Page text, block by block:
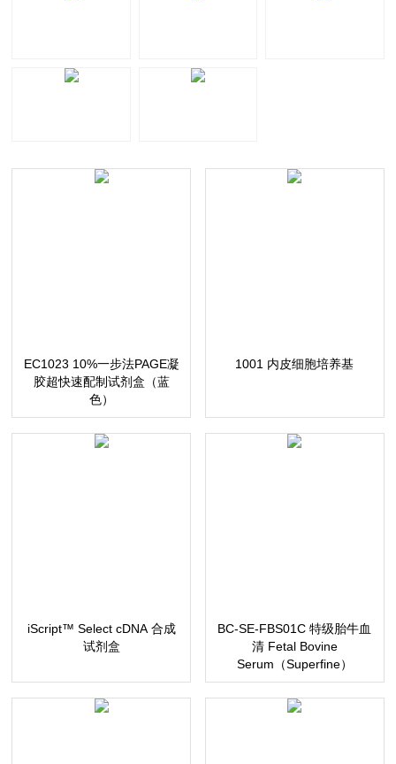
EC1023 10%一步法PAGE凝
胶超快速配制试剂盒（蓝
色）
1001 内皮细胞培养基
iScript™ Select cDNA 合成
试剂盒
BC-SE-FBS01C 特级胎牛血
清 Fetal Bovine
Serum（Superfine）